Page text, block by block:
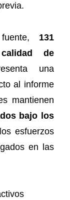
131
de
una
al informe
mantienen
bajo los
esfuerzos
en las